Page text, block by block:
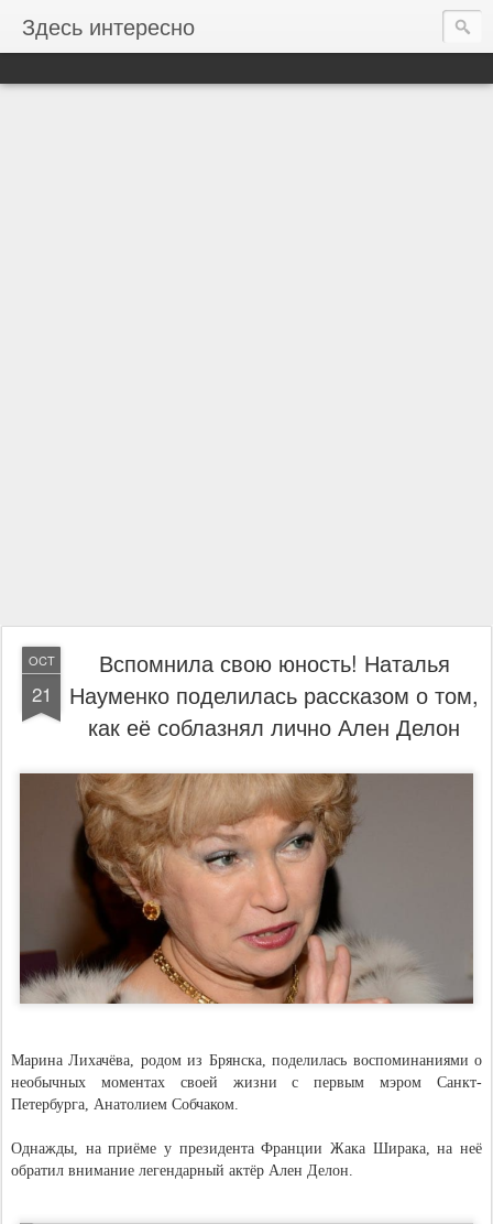
Здесь интересно
OCT
21
Вспомнила свою юность! Наталья
Науменко поделилась рассказом о том,
как её соблазнял лично Ален Делон
Марина Лихачёва, родом из Брянска, поделилась воспоминаниями о
необычных моментах своей жизни с первым мэром Санкт-
Петербурга, Анатолием Собчаком.
Однажды, на приёме у президента Франции Жака Ширака, на неё
обратил внимание легендарный актёр Ален Делон.